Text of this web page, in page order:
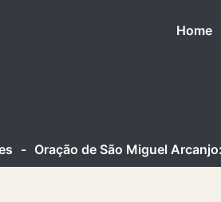
Home
- Oração de São Miguel